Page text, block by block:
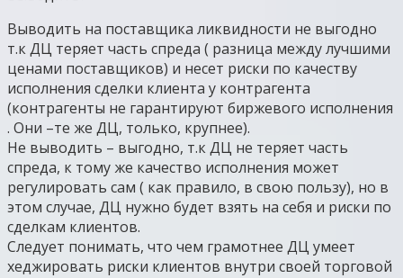
Выводить на поставщика ликвидности не выгодно
т.к ДЦ теряет часть спреда ( разница между лучшими
ценами поставщиков) и несет риски по качеству
исполнения сделки клиента у контрагента
(контрагенты не гарантируют биржевого исполнения
. Они –те же ДЦ, только, крупнее).
Не выводить – выгодно, т.к ДЦ не теряет часть
спреда, к тому же качество исполнения может
регулировать сам ( как правило, в свою пользу), но в
этом случае, ДЦ нужно будет взять на себя и риски по
сделкам клиентов.
Следует понимать, что чем грамотнее ДЦ умеет
хеджировать риски клиентов внутри своей торговой